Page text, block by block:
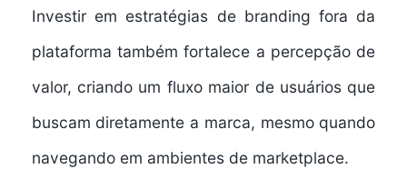
Investir em estratégias de branding fora da
plataforma também fortalece a percepção de
valor, criando um fluxo maior de usuários que
buscam diretamente a marca, mesmo quando
navegando em ambientes de marketplace.